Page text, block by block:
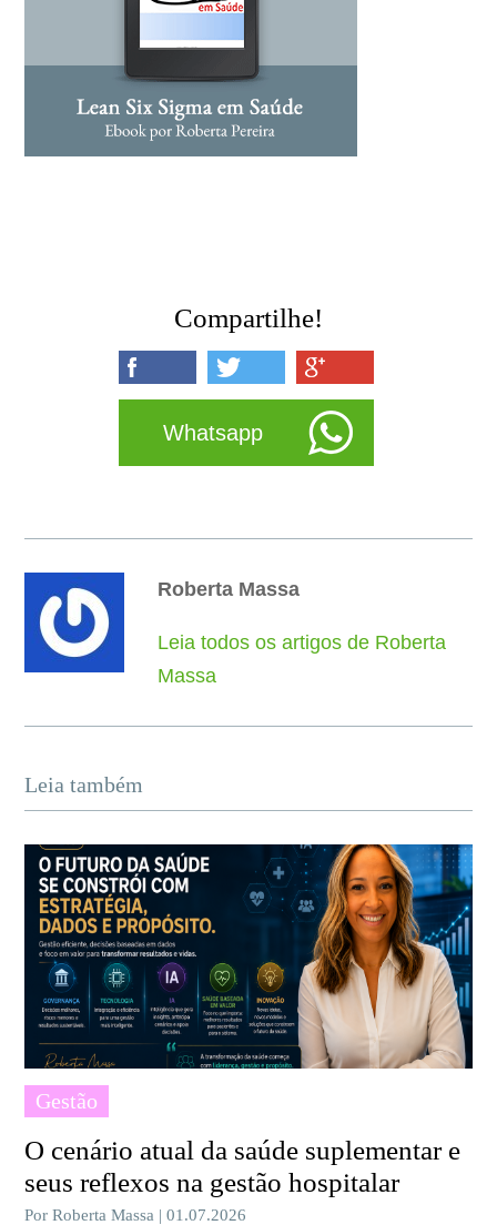
Compartilhe!
Whatsapp
Roberta Massa
Leia todos os artigos de Roberta
Massa
Leia também
Gestão
O cenário atual da saúde suplementar e
seus reflexos na gestão hospitalar
Por Roberta Massa | 01.07.2026